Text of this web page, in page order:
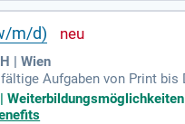
m/d)
| Wien
Aufgaben von Print
vieles mehr; Du erstellst